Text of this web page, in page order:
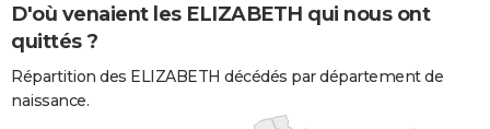
D'où venaient les ELIZABETH qui nous ont
quittés ?
Répartition des ELIZABETH décédés par département de
naissance.